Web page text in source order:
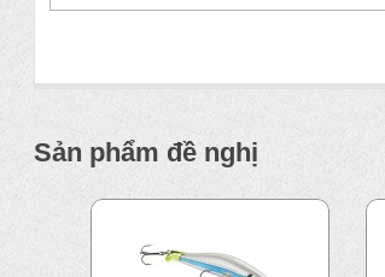
Sản phẩm đề nghị